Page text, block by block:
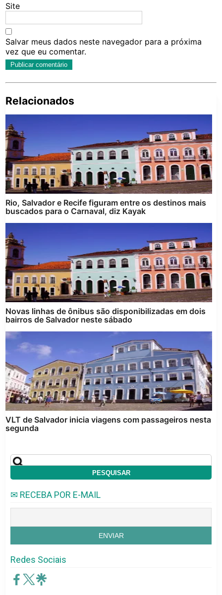
Site
Salvar meus dados neste navegador para a próxima
vez que eu comentar.
Relacionados
Rio, Salvador e Recife figuram entre os destinos mais
buscados para o Carnaval, diz Kayak
Novas linhas de ônibus são disponibilizadas em dois
bairros de Salvador neste sábado
VLT de Salvador inicia viagens com passageiros nesta
segunda
✉ RECEBA POR E-MAIL
Redes Sociais